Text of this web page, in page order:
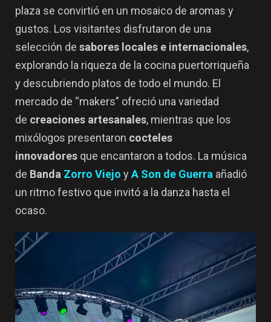
plaza se convirtió en un mosaico de aromas y
gustos. Los visitantes disfrutaron de una
selección de sabores locales e internacionales,
explorando la riqueza de la cocina puertorriqueña
y descubriendo platos de todo el mundo. El
mercado de “makers” ofreció una variedad
de creaciones artesanales, mientras que los
mixólogos presentaron cocteles
innovadores que encantaron a todos. La música
de Banda Zorro Viejo y A Son de Guerra añadió
un ritmo festivo que invitó a la danza hasta el
ocaso.